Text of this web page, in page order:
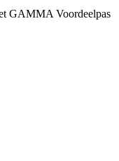
GAMMA Voordeelpas